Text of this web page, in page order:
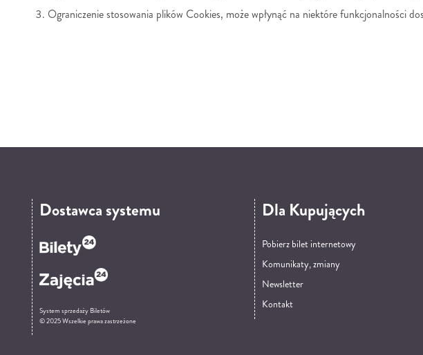
Ograniczenie stosowania plików Cookies, może wpłynąć na niektóre funkcjonalności
Dostawca systemu
System sprzedaży Biletów
© 2025 Wszelkie prawa zastrzeżone
Dla Kupujących
Pobierz bilet internetowy
Komunikaty, zmiany
Newsletter
Kontakt